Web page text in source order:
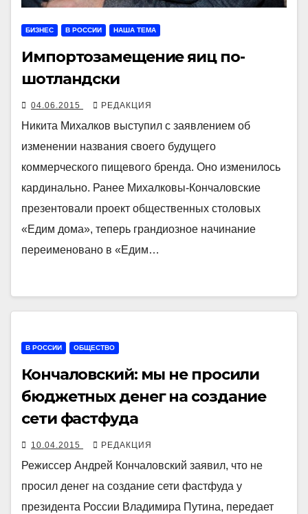
БИЗНЕС В РОССИИ НАША ТЕМА
Импортозамещение яиц по-
шотландски
04.06.2015 РЕДАКЦИЯ
Никита Михалков выступил с заявлением об
изменении названия своего будущего
коммерческого пищевого бренда. Оно изменилось
кардинально. Ранее Михалковы-Кончаловские
презентовали проект общественных столовых
«Едим дома», теперь грандиозное начинание
переименовано в «Едим…
В РОССИИ ОБЩЕСТВО
Кончаловский: мы не просили
бюджетных денег на создание
сети фастфуда
10.04.2015 РЕДАКЦИЯ
Режиссер Андрей Кончаловский заявил, что не
просил денег на создание сети фастфуда у
президента России Владимира Путина, передает